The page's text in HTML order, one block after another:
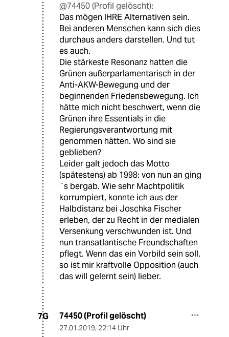
@74450 (Profil gelöscht):
Das mögen IHRE Alternativen sein.
Bei anderen Menschen kann sich dies
durchaus anders darstellen. Und tut
es auch.
Die stärkeste Resonanz hatten die
Grünen außerparlamentarisch in der
Anti-AKW-Bewegung und der
beginnenden Friedensbewegung. Ich
hätte mich nicht beschwert, wenn die
Grünen ihre Essentials in die
Regierungsverantwortung mit
genommen hätten. Wo sind sie
geblieben?
Leider galt jedoch das Motto
(spätestens) ab 1998: von nun an ging
´s bergab. Wie sehr Machtpolitik
korrumpiert, konnte ich aus der
Halbdistanz bei Joschka Fischer
erleben, der zu Recht in der medialen
Versenkung verschwunden ist. Und
nun transatlantische Freundschaften
pflegt. Wenn das ein Vorbild sein soll,
so ist mir kraftvolle Opposition (auch
das will gelernt sein) lieber.
7G 74450 (Profil gelöscht)
27.01.2019, 22:14 Uhr